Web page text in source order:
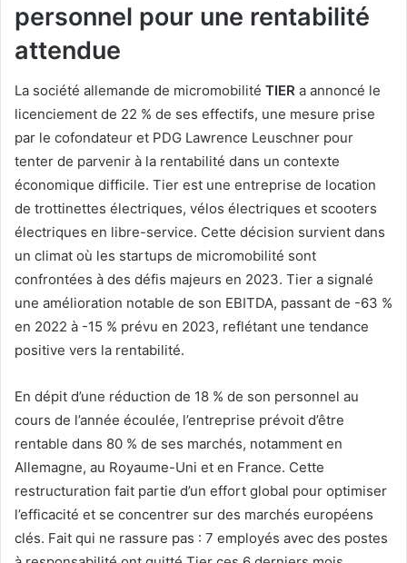
personnel pour une rentabilité
attendue
La société allemande de micromobilité TIER a annoncé le
licenciement de 22 % de ses effectifs, une mesure prise
par le cofondateur et PDG Lawrence Leuschner pour
tenter de parvenir à la rentabilité dans un contexte
économique difficile. Tier est une entreprise de location
de trottinettes électriques, vélos électriques et scooters
électriques en libre-service. Cette décision survient dans
un climat où les startups de micromobilité sont
confrontées à des défis majeurs en 2023. Tier a signalé
une amélioration notable de son EBITDA, passant de -63 %
en 2022 à -15 % prévu en 2023, reflétant une tendance
positive vers la rentabilité.
En dépit d’une réduction de 18 % de son personnel au
cours de l’année écoulée, l’entreprise prévoit d’être
rentable dans 80 % de ses marchés, notamment en
Allemagne, au Royaume-Uni et en France. Cette
restructuration fait partie d’un effort global pour optimiser
l’efficacité et se concentrer sur des marchés européens
clés. Fait qui ne rassure pas : 7 employés avec des postes